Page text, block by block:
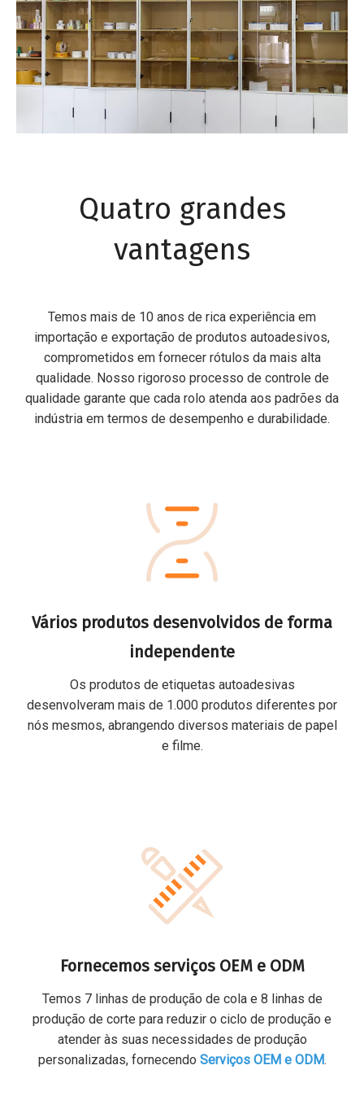
Quatro grandes
vantagens
Temos mais de 10 anos de rica experiência em
importação e exportação de produtos autoadesivos,
comprometidos em fornecer rótulos da mais alta
qualidade. Nosso rigoroso processo de controle de
qualidade garante que cada rolo atenda aos padrões da
indústria em termos de desempenho e durabilidade.
Vários produtos desenvolvidos de forma
independente
Os produtos de etiquetas autoadesivas
desenvolveram mais de 1.000 produtos diferentes por
nós mesmos, abrangendo diversos materiais de papel
e filme.
Fornecemos serviços OEM e ODM
Temos 7 linhas de produção de cola e 8 linhas de
produção de corte para reduzir o ciclo de produção e
atender às suas necessidades de produção
personalizadas, fornecendo Serviços OEM e ODM.